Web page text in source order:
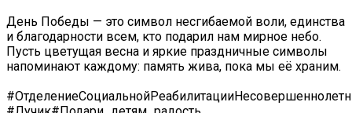
День Победы — это символ несгибаемой воли, единства
и благодарности всем, кто подарил нам мирное небо.
Пусть цветущая весна и яркие праздничные символы
напоминают каждому: память жива, пока мы её храним.